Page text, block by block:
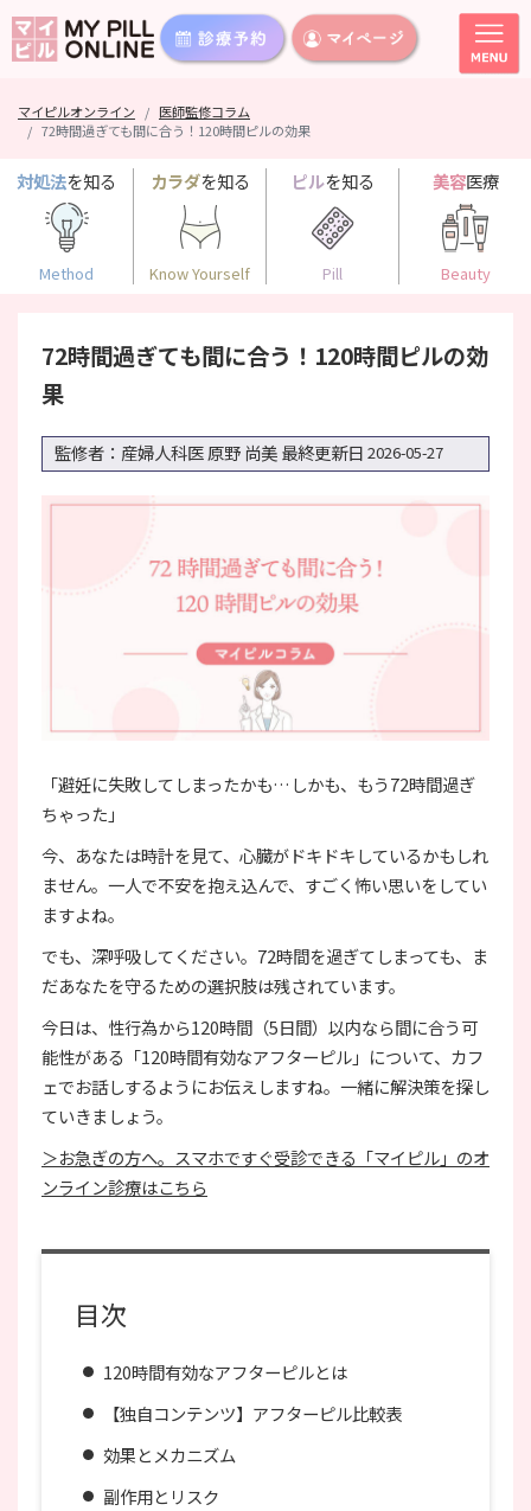
マイピルオンライン
医師監修コラム
72時間過ぎても間に合う！120時間ピルの効果
対処法を知る
Method
カラダを知る
Know Yourself
ピルを知る
Pill
美容医療
Beauty
72時間過ぎても間に合う！120時間ピルの効
果
監修者：産婦人科医 原野 尚美最終更新日 2026-05-27
「避妊に失敗してしまったかも…しかも、もう72時間過ぎ
ちゃった」
今、あなたは時計を見て、心臓がドキドキしているかもしれ
ません。一人で不安を抱え込んで、すごく怖い思いをしてい
ますよね。
でも、深呼吸してください。72時間を過ぎてしまっても、ま
だあなたを守るための選択肢は残されています。
今日は、性行為から120時間（5日間）以内なら間に合う可
能性がある「120時間有効なアフターピル」について、カフ
ェでお話しするようにお伝えしますね。一緒に解決策を探し
ていきましょう。
＞お急ぎの方へ。スマホですぐ受診できる「マイピル」のオ
ンライン診療はこちら
目次
120時間有効なアフターピルとは
【独自コンテンツ】アフターピル比較表
効果とメカニズム
副作用とリスク